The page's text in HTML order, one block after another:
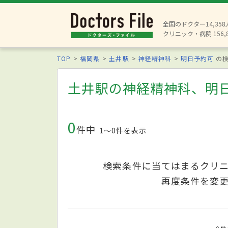
全国のドクター14,358
クリニック・病院
TOP 福岡県 土井駅 神経精神科 明日予約可 の
土井駅の神経精神科、明
0件中 1〜0件を表示
検索条件に当てはまるクリ
再度条件を変